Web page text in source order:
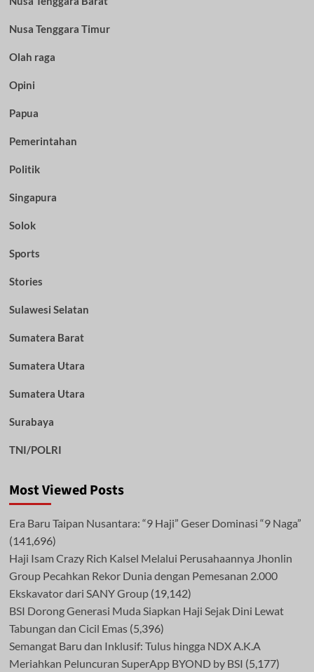
Nusa Tenggara Timur
Olah raga
Opini
Papua
Pemerintahan
Politik
Singapura
Solok
Sports
Stories
Sulawesi Selatan
Sumatera Barat
Sumatera Utara
Sumatera Utara
Surabaya
TNI/POLRI
Most Viewed Posts
Era Baru Taipan Nusantara: “9 Haji” Geser Dominasi “9 Naga”
(141,696)
Haji Isam Crazy Rich Kalsel Melalui Perusahaannya Jhonlin
Group Pecahkan Rekor Dunia dengan Pemesanan 2.000
Ekskavator dari SANY Group (19,142)
BSI Dorong Generasi Muda Siapkan Haji Sejak Dini Lewat
Tabungan dan Cicil Emas (5,396)
Semangat Baru dan Inklusif: Tulus hingga NDX A.K.A
Meriahkan Peluncuran SuperApp BYOND by BSI (5,177)